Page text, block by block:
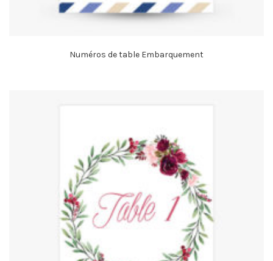
Numéros de table Embarquement